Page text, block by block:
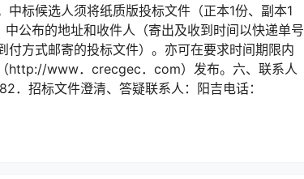
标候选人须将纸质版投标文件（正本1份、副本1
公布的地址和收件人（寄出及收到时间以快递单号
方式邮寄的投标文件）。亦可在要求时间期限内
http://www．crecgec．com）发布。六、联系人
．招标文件澄清、答疑联系人：阳吉电话：